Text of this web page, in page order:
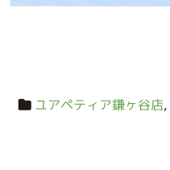
ユアペティア鎌ヶ谷店,